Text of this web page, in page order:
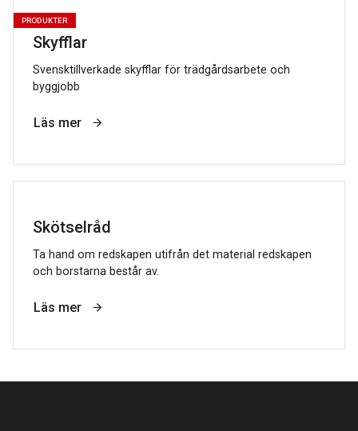
PRODUKTER
Skyfflar
Svensktillverkade skyfflar för trädgårdsarbete och
byggjobb
Läs mer
Skötselråd
Ta hand om redskapen utifrån det material redskapen
och borstarna består av.
Läs mer